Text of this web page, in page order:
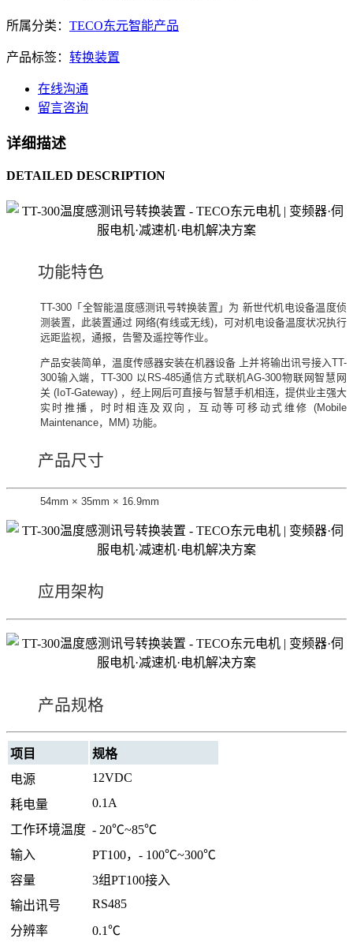
所属分类： TECO东元智能产品
产品标签： 转换装置
在线沟通
留言咨询
详细描述
DETAILED DESCRIPTION
功能特色
TT-300「全智能温度感测讯号转换装置」为 新世代机电设备温度侦
测装置，此装置通过 网络(有线或无线)，可对机电设备温度状况执行
远距监视，通报，告警及遥控等作业。
产品安装简单，温度传感器安装在机器设备 上并将输出讯号接入TT-
300输入端，TT-300 以RS-485通信方式联机AG-300物联网智慧网
关 (IoT-Gateway) ，经上网后可直接与智慧手机相连，提供业主强大
实时推播，时时相连及双向，互动等可移动式维修 (Mobile
Maintenance，MM) 功能。
产品尺寸
54mm × 35mm × 16.9mm
应用架构
产品规格
项目
规格
电源
12VDC
耗电量
0.1A
工作环境温度 - 20℃~85℃
输入
PT100，- 100℃~300℃
容量
3组PT100接入
输出讯号
RS485
分辨率
0.1℃